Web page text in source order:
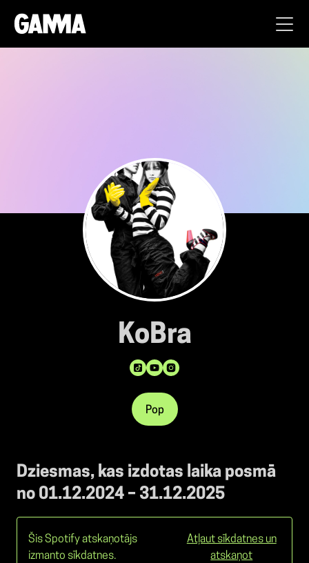
KoBra
Pop
Dziesmas, kas izdotas laika posmā
no 01.12.2024 – 31.12.2025
Šis Spotify atskaņotājs
izmanto sīkdatnes.
Atļaut sīkdatnes un
atskaņot